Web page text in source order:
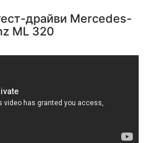
драйви Mercedes-
ML 320